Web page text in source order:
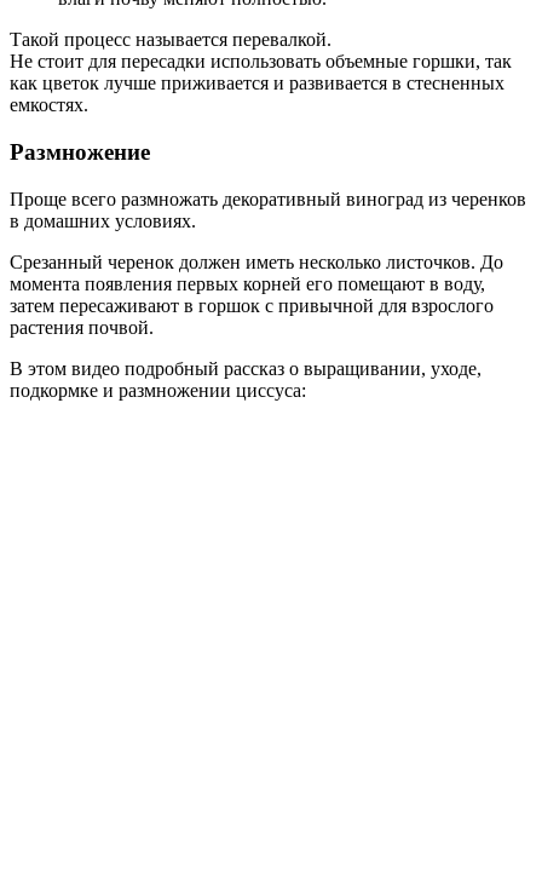
Такой процесс называется перевалкой.
Не стоит для пересадки использовать объемные горшки, так
как цветок лучше приживается и развивается в стесненных
емкостях.
Размножение
Проще всего размножать декоративный виноград из черенков
в домашних условиях.
Срезанный черенок должен иметь несколько листочков. До
момента появления первых корней его помещают в воду,
затем пересаживают в горшок с привычной для взрослого
растения почвой.
В этом видео подробный рассказ о выращивании, уходе,
подкормке и размножении циссуса: